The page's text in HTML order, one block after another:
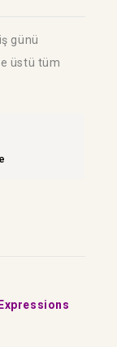
günü
üstü tüm